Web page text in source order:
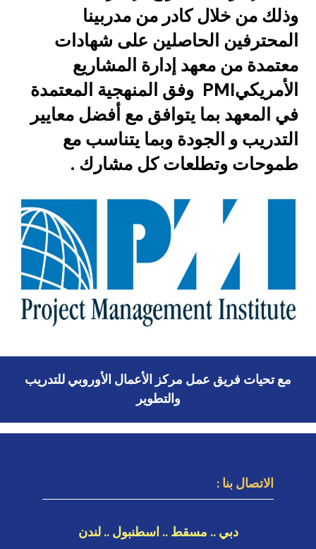
وذلك من خلال كادر من مدربينا
المحترفين الحاصلين على شهادات
معتمدة من معهد إدارة المشاريع
الأمريكيPMI وفق المنهجية المعتمدة
في المعهد بما يتوافق مع أفضل معايير
التدريب و الجودة وبما يتناسب مع
طموحات وتطلعات كل مشارك .
مع تحيات فريق عمل مركز الأعمال الأوروبي للتدريب
والتطوير
الاتصال بنا :
دبي .. مسقط .. اسطنبول .. لندن